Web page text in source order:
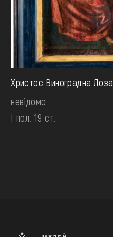
Христос Виноградна Лоза
невідомо
І пол. 19 ст.